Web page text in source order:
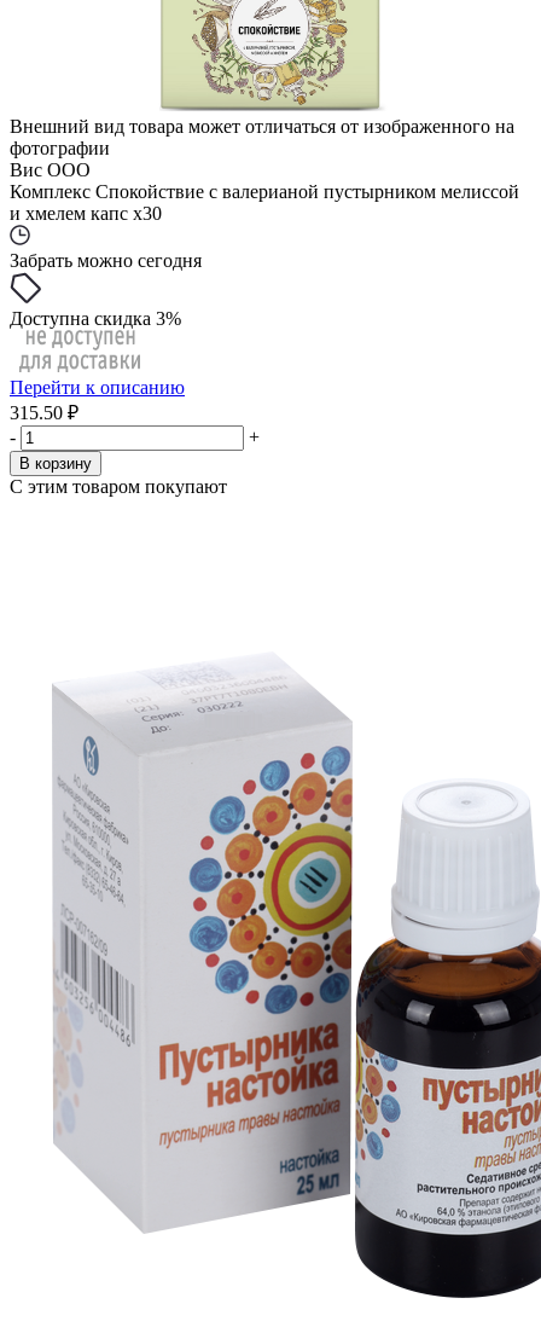
Внешний вид товара может отличаться от изображенного на
фотографии
Вис ООО
Комплекс Спокойствие с валерианой пустырником мелиссой
и хмелем капс x30
Забрать можно сегодня
Доступна скидка 3%
Перейти к описанию
315.50 ₽
-
+
В корзину
С этим товаром покупают